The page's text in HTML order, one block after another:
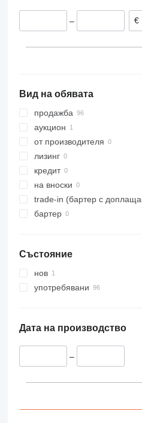
–
Вид на обявата
продажба
аукцион
от производителя
лизинг
кредит
на вноски
trade-in (бартер с
бартер
Състояние
нов
употребявани
Дата на производство
–